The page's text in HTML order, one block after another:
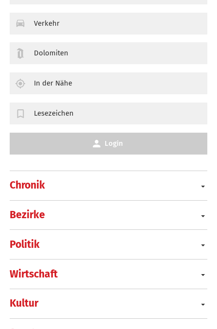
Chronik
Bezirke
Politik
Wirtschaft
Kultur
Verkehr
Dolomiten
In der Nähe
Lesezeichen
Login